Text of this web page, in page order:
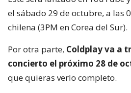
el sábado 29 de octubre, a las
chilena (3PM en Corea del Sur).
Por otra parte, Coldplay va a
concierto el próximo 28 de
que quieras verlo completo.